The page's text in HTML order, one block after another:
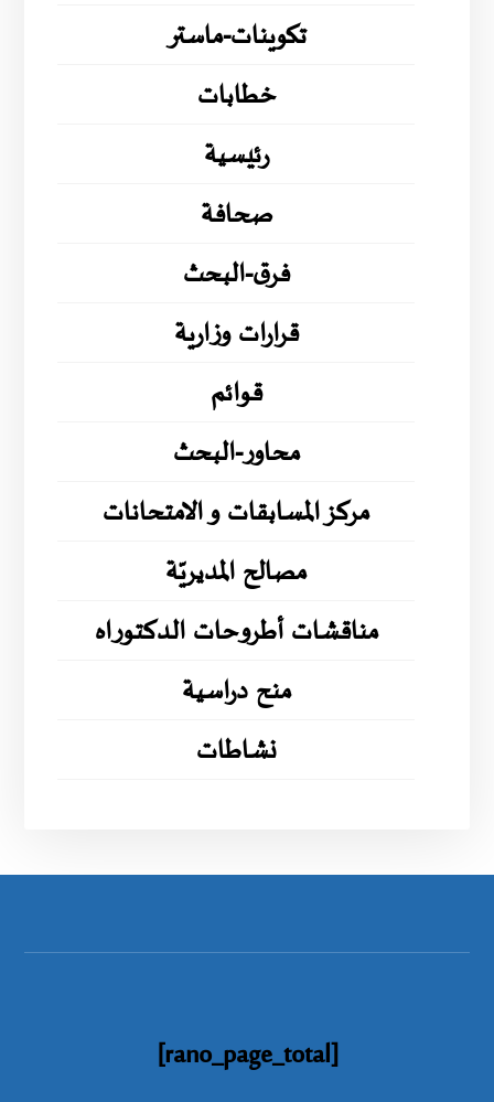
تكوينات-ماستر
خطابات
رئيسية
صحافة
فرق-البحث
قرارات وزارية
قوائم
محاور-البحث
مركز المسابقات و الامتحانات
مصالح المديريّة
مناقشات أطروحات الدكتوراه
منح دراسية
نشاطات
[rano_page_total]